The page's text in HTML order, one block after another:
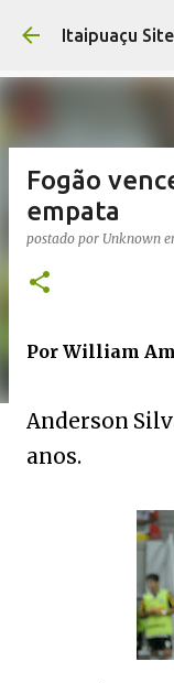
Pular
Itaipuaçu Site
Fogão
empata
postado por Unknown
Por William
Anderson
anos.